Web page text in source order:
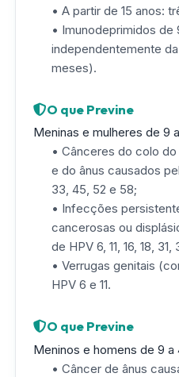
• A partir de 15 anos:
• Imunodeprimidos de
independentemente
meses).
O que Previne
Meninas e mulheres de 9
• Cânceres do colo
e do ânus causados
33, 45, 52 e 58;
• Infecções
cancerosas ou
de HPV 6, 11, 16, 18,
• Verrugas genitais
HPV 6 e 11.
O que Previne
Meninos e homens de 9 a
• Câncer de ânus